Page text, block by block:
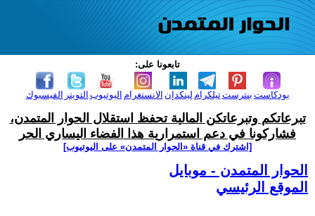
تابعونا على:
الفيسبوك التويتر اليوتيوب الانستغرام لينكدإن تيلكرامبنترست بودكاست
تبرعاتكم وتبرعاتكن المالية تحفظ استقلال الحوار المتمدن،
فشاركونا في دعم استمرارية هذا الفضاء اليساري الحر
[اشترك في قناة ‫«الحوار المتمدن» على اليوتيوب]
الحوار المتمدن - موبايل
الموقع الرئيسي